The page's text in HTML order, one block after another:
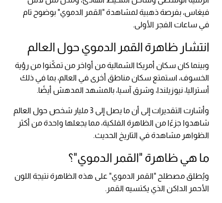
فيغاس، بفرصة ذهبية لمشاهدة "القمر الدموي" بوضوح تام
في ساعات الفجر الأولى.
انتشار ظاهرة القمر الدموي حول العالم
وبينما كان سكان أمريكا الشمالية من أواخر من تمكّنوا من رؤية
الخسوف، استمتع سكان مناطق أخرى في العالم، بما في ذلك
أستراليا، نيوزيلندا، وشرق آسيا، بالمشهد المدهش أيضًا.
وأشارت التقديرات إلى أن ما يصل إلى 3 مليار شخص حول العالم
شاهدوا جزءًا من الظاهرة الفلكية، مما يجعلها واحدة من أكثر
الظواهر مشاهدة في التاريخ الحديث.
ما هي ظاهرة "القمر الدموي"؟
ويُطلق مصطلح "القمر الدموي" على هذه الظاهرة نتيجة اللون
الأحمر الداكن الذي يكتسيه القمر.